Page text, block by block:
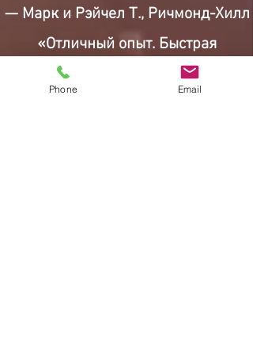
— Марк и Рэйчел Т., Ричмонд-Хилл
«Отличный опыт. Быстрая
связь, чёткие ответы и честные
советы. Буду рекомендовать
Phone Email